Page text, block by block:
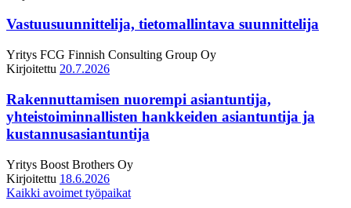
Vastuusuunnittelija, tietomallintava suunnittelija
Yritys FCG Finnish Consulting Group Oy
Kirjoitettu 20.7.2026
Rakennuttamisen nuorempi asiantuntija,
yhteistoiminnallisten hankkeiden asiantuntija ja
kustannusasiantuntija
Yritys Boost Brothers Oy
Kirjoitettu 18.6.2026
Kaikki avoimet työpaikat